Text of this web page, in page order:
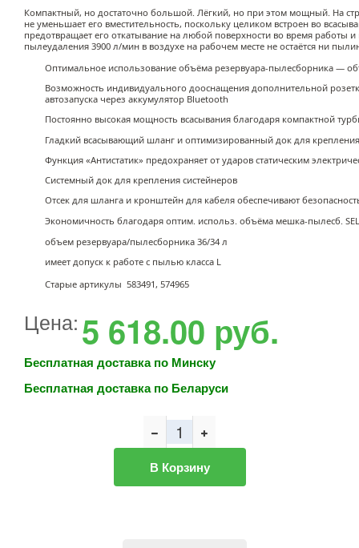
Компактный, но достаточно большой. Лёгкий, но при этом мощный. На
не уменьшает его вместительность, поскольку целиком встроен во
предотвращает его откатывание на любой поверхности во время
пылеудаления 3900 л/мин в воздухе на рабочем месте не остаётся ни
Оптимальное использование объёма резервуара-пылесборника —
Возможность индивидуального дооснащения дополнительной
автозапуска через аккумулятор Bluetooth
Постоянно высокая мощность всасывания благодаря компактной
Гладкий всасывающий шланг и оптимизированный док для
Функция «Антистатик» предохраняет от ударов статическим
Системный док для крепления систейнеров
Отсек для шланга и кронштейн для кабеля обеспечивают
Экономичность благодаря оптим. использ. объёма мешка-пылесб.
объем резервуара/пылесборника 36/34 л
имеет допуск к работе с пылью класса L
Старые артикулы 583491, 574965
Цена:5 618.00 руб.
Бесплатная доставка по Минску
Бесплатная доставка по Беларуси
В Корзину